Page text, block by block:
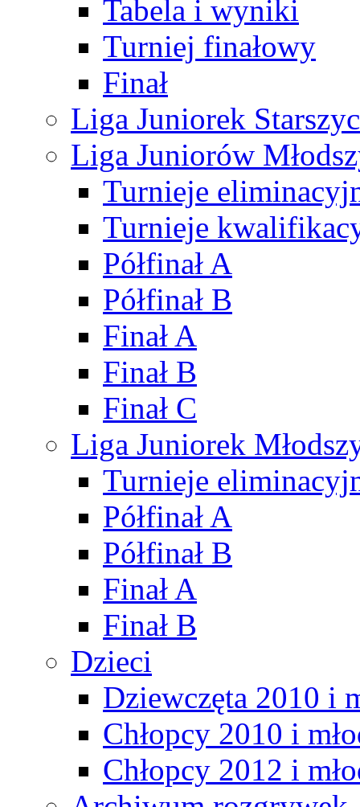
Tabela i wyniki
Turniej finałowy
Finał
Liga Juniorek
Liga Juniorów
Turnieje
Turnieje
Półfinał A
Półfinał B
Finał A
Finał B
Finał C
Liga Juniorek
Turnieje
Półfinał A
Półfinał B
Finał A
Finał B
Dzieci
Dziewczęta 2010 i
Chłopcy 2010 i
Chłopcy 2012 i